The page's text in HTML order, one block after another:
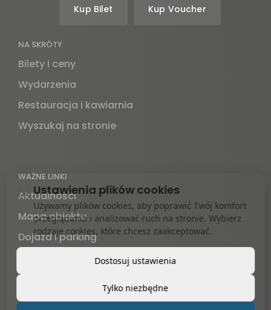
Kup Bilet Kup Voucher
NA SKRÓTY
Bilety i ceny
Wydarzenia
Restauracja i kawiarnia
Wyszukaj na stronie
WAŻNE LINKI
Aktualności
Mapa obiektu
Dojazd i parking
Informacje prawne
Ustawienia plików cookies
Używamy plików cookies, aby poprawić Twój komfort
przeglądania i analizować ruch na stronie. Wybierz
rodzaje cookies, które chcesz zaakceptować.
Dostosuj ustawienia
Tylko niezbędne